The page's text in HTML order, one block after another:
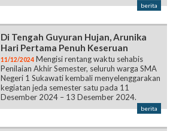
berita
Di Tengah Guyuran Hujan, Arunika
Hari Pertama Penuh Keseruan
11/12/2024 Mengisi rentang waktu sehabis
Penilaian Akhir Semester, seluruh warga SMA
Negeri 1 Sukawati kembali menyelenggarakan
kegiatan jeda semester satu pada 11
Desember 2024 – 13 Desember 2024.
berita